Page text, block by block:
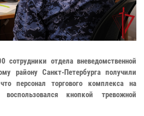
сотрудники отдела вневедомственной
району Санкт-Петербурга получили
персонал торгового комплекса на
кнопкой тревожной